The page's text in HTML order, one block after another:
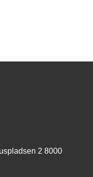
2 8000